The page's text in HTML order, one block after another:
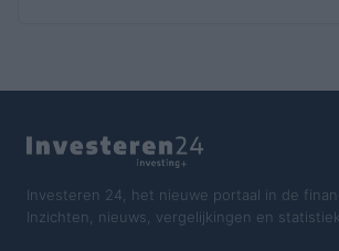
Investeren 24, het nieuwe portaal in de
Inzichten, nieuws, vergelijkingen en